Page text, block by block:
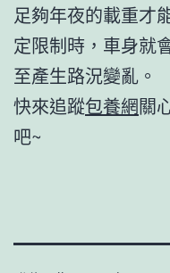
足夠年夜的載重才
定限制時，車身就
至產生路況變亂。
快來追蹤包養網關
吧~